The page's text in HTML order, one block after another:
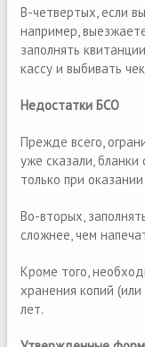
В-четвертых, если
например,
заполнять
кассу и выбивать
Недостатки БСО
Прежде всего,
уже сказали, бланки
только при оказании
Во-вторых,
сложнее, чем
Кроме того,
хранения копий
лет.